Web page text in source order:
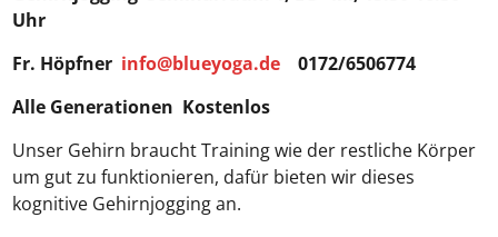
Uhr
Fr. Höpfner info@blueyoga.de 0172/6506774
Alle Generationen Kostenlos
Unser Gehirn braucht Training wie der restliche Körper
um gut zu funktionieren, dafür bieten wir dieses
kognitive Gehirnjogging an.